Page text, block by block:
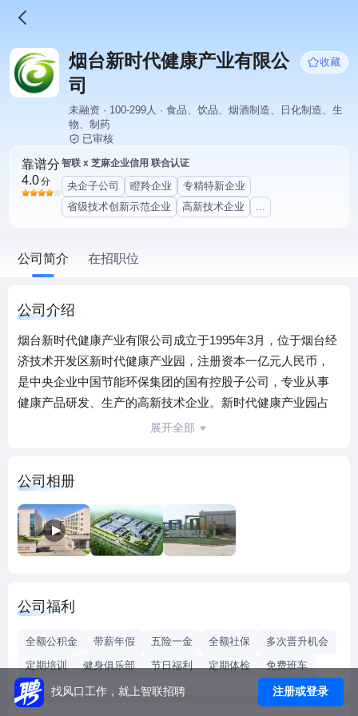
烟台新时代健康产业有限公
司
收藏
未融资 · 100-299人 · 食品、饮品、烟酒制造、日化制造、生
物、制药
已审核
靠谱分
4.0分
智联 x 芝麻企业信用 联合认证
央企子公司 瞪羚企业
专精特新企业
省级技术创新示范企业
高新技术企业 ...
公司简介 在招职位
公司介绍
烟台新时代健康产业有限公司成立于1995年3月，位于烟台经
济技术开发区新时代健康产业园，注册资本一亿元人民币，
是中央企业中国节能环保集团的国有控股子公司，专业从事
健康产品研发、生产的高新技术企业。新时代健康产业园占
地面积约32万平方米，园区集生产制造、科技研发、检测分
资产总额9.5亿元。二十多年来，公司继承和弘扬中华五千年
的养生文化，立足于我国大健康产业发展需求，对标国家对
天然产物高值化利用的发展思路，积极推广应用药食同源体
质养生理论，开发营养保健食品和健康类生活用品。在天然
循证医学等多方面的核心技术群。目前，已拥有松、竹、植
有率达90%以上，产品质量达到国内水平。
展开全部
公司相册
公司福利
全额公积金 带薪年假 五险一金 全额社保
多次晋升机会
定期培训
健身俱乐部 节日福利 定期体检 免费班车
找风口工作，就上智联招聘 注册或登录